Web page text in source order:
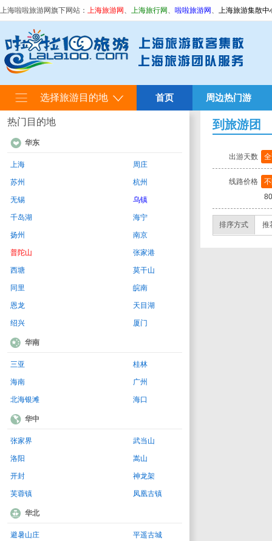
上海啦啦旅游网旗下网站： 上海旅游网 、 上海旅行网 、 啦啦旅游网 、 上海旅游集散中
选择旅游目的地 首页 周边热门游
热门目的地
华东
上海 周庄
苏州 杭州
无锡 乌镇
千岛湖 海宁
扬州 南京
普陀山 张家港
西塘 莫干山
同里 皖南
恩龙 天目湖
绍兴 厦门
华南
三亚 桂林
海南 广州
北海银滩 海口
华中
张家界 武当山
洛阳 嵩山
开封 神龙架
芙蓉镇 凤凰古镇
华北
避暑山庄 平遥古城
到旅游团
出游天数
线路价格
排序方式 推